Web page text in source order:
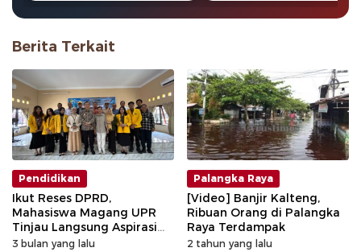
Berita Terkait
Pendidikan
Ikut Reses DPRD,
Mahasiswa Magang UPR
Tinjau Langsung Aspirasi
Warga Palangka Raya
3 bulan yang lalu
Palangka Raya
[Video] Banjir Kalteng,
Ribuan Orang di Palangka
Raya Terdampak
2 tahun yang lalu